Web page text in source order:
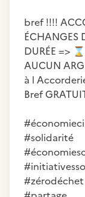
bref !!!!
ÉCHANGES
DURÉE => ⌛
AUCUN
à l
Bref
#solidarité
#zérodéchet